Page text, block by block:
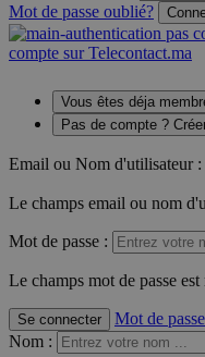
Mot de passe oublié?
compte sur Telecontact.ma
Vous êtes déja
Pas de compte ?
Email ou Nom d'utilisateur :
Le champs email ou nom
Mot de passe :
Le champs mot de passe est
Se connecter
Mot de
Nom :